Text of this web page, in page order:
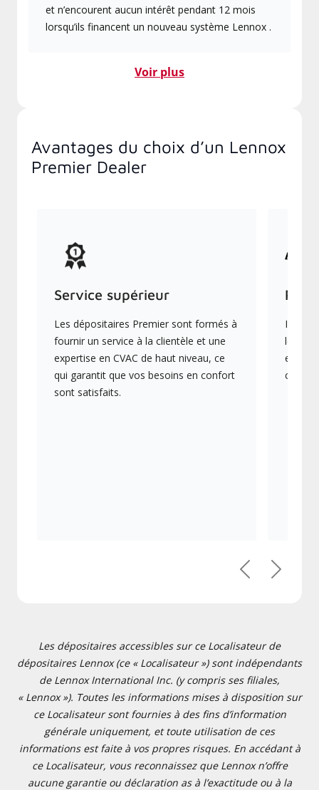
et n’encourent aucun intérêt pendant 12 mois
lorsqu’ils financent un nouveau système Lennox .
Voir plus
Avantages du choix d’un Lennox
Premier Dealer
Service supérieur
Les dépositaires Premier sont formés à
fournir un service à la clientèle et une
expertise en CVAC de haut niveau, ce
qui garantit que vos besoins en confort
sont satisfaits.
Ils
les
en
PrécédentSuivant
Les dépositaires accessibles sur ce Localisateur de
dépositaires Lennox (ce « Localisateur ») sont indépendants
de Lennox International Inc. (y compris ses filiales,
« Lennox »). Toutes les informations mises à disposition sur
ce Localisateur sont fournies à des fins d’information
générale uniquement, et toute utilisation de ces
informations est faite à vos propres risques. En accédant à
ce Localisateur, vous reconnaissez que Lennox n’offre
aucune garantie ou déclaration as à l’exactitude ou à la